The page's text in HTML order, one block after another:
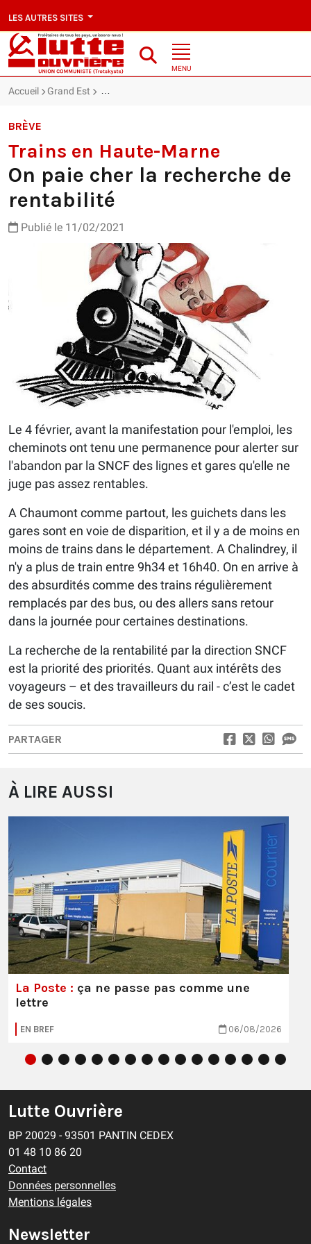
LES AUTRES SITES
MENU
Accueil Grand Est Trains en Haute-Marne : On paie cher la
BRÈVE
Trains en Haute-Marne
On paie cher la recherche de
rentabilité
Publié le 11/02/2021
Le 4 février, avant la manifestation pour l'emploi, les
cheminots ont tenu une permanence pour alerter sur
l'abandon par la SNCF des lignes et gares qu'elle ne
juge pas assez rentables.
A Chaumont comme partout, les guichets dans les
gares sont en voie de disparition, et il y a de moins en
moins de trains dans le département. A Chalindrey, il
n'y a plus de train entre 9h34 et 16h40. On en arrive à
des absurdités comme des trains régulièrement
remplacés par des bus, ou des allers sans retour
dans la journée pour certaines destinations.
La recherche de la rentabilité par la direction SNCF
est la priorité des priorités. Quant aux intérêts des
voyageurs – et des travailleurs du rail - c’est le cadet
de ses soucis.
PARTAGER
À LIRE AUSSI
La Poste : ça ne passe pas comme une
lettre
EN BREF 06/08/2026
Lutte Ouvrière
BP 20029 - 93501 PANTIN CEDEX
01 48 10 86 20
Contact
Données personnelles
Mentions légales
Newsletter